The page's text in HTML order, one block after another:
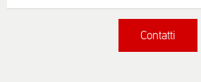
Contatti